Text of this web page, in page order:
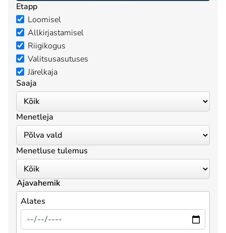
Etapp
Loomisel
Allkirjastamisel
Riigikogus
Valitsusasutuses
Järelkaja
Saaja
Menetleja
Menetluse tulemus
Ajavahemik
Alates